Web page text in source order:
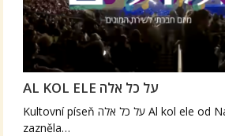
AL KOL ELE על כל אלה
Kultovní píseň על כל אלה Al kol ele od Naomi Shemer
zazněla…